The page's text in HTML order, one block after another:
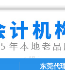
东莞代